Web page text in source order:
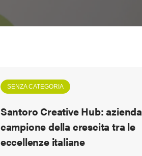
SENZA CATEGORIA
Santoro Creative Hub: azienda
campione della crescita tra le
eccellenze italiane